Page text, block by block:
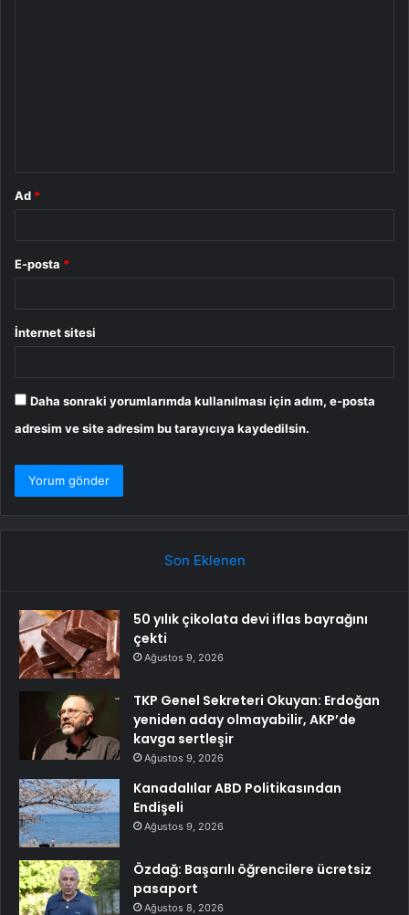
Ad *
E-posta *
İnternet sitesi
Daha sonraki yorumlarımda kullanılması için adım, e-posta
adresim ve site adresim bu tarayıcıya kaydedilsin.
Son Eklenen
50 yılık çikolata devi iflas bayrağını
çekti
Ağustos 9, 2026
TKP Genel Sekreteri Okuyan: Erdoğan
yeniden aday olmayabilir, AKP’de
kavga sertleşir
Ağustos 9, 2026
Kanadalılar ABD Politikasından
Endişeli
Ağustos 9, 2026
Özdağ: Başarılı öğrencilere ücretsiz
pasaport
Ağustos 8, 2026